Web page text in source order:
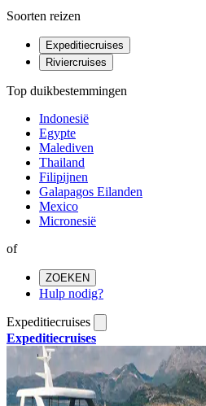
Soorten reizen
Expeditiecruises
Riviercruises
Top duikbestemmingen
Indonesië
Egypte
Malediven
Thailand
Filipijnen
Galapagos Eilanden
Mexico
Micronesië
of
ZOEKEN
Hulp nodig?
Expeditiecruises
Expeditiecruises